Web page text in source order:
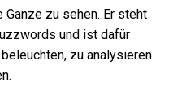
zu sehen. Er steht
und ist dafür
zu analysieren